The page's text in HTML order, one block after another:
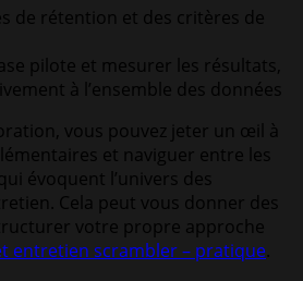
de rétention et des critères de
pilote et mesurer les résultats,
à l’ensemble des données
vous pouvez jeter un œil à
et naviguer entre les
évoquent l’univers des
Cela peut vous donner des
votre propre approche
entretien scrambler – pratique.